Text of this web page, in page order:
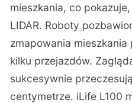
mieszkania, co
LIDAR. Roboty
zmapowania
kilku przejazdów.
sukcesywnie
centymetrze. iLife L100